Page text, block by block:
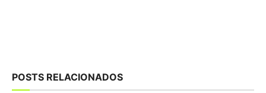
POSTS RELACIONADOS